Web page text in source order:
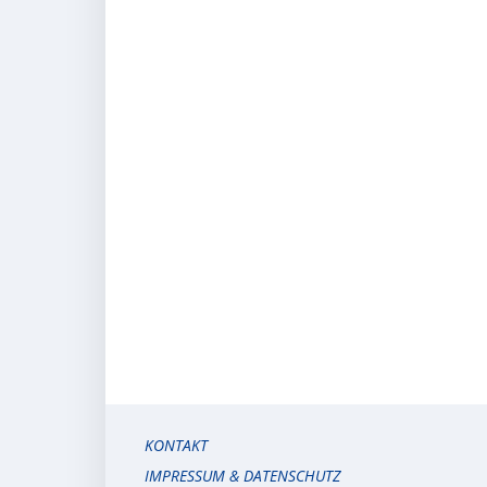
KONTAKT
IMPRESSUM & DATENSCHUTZ